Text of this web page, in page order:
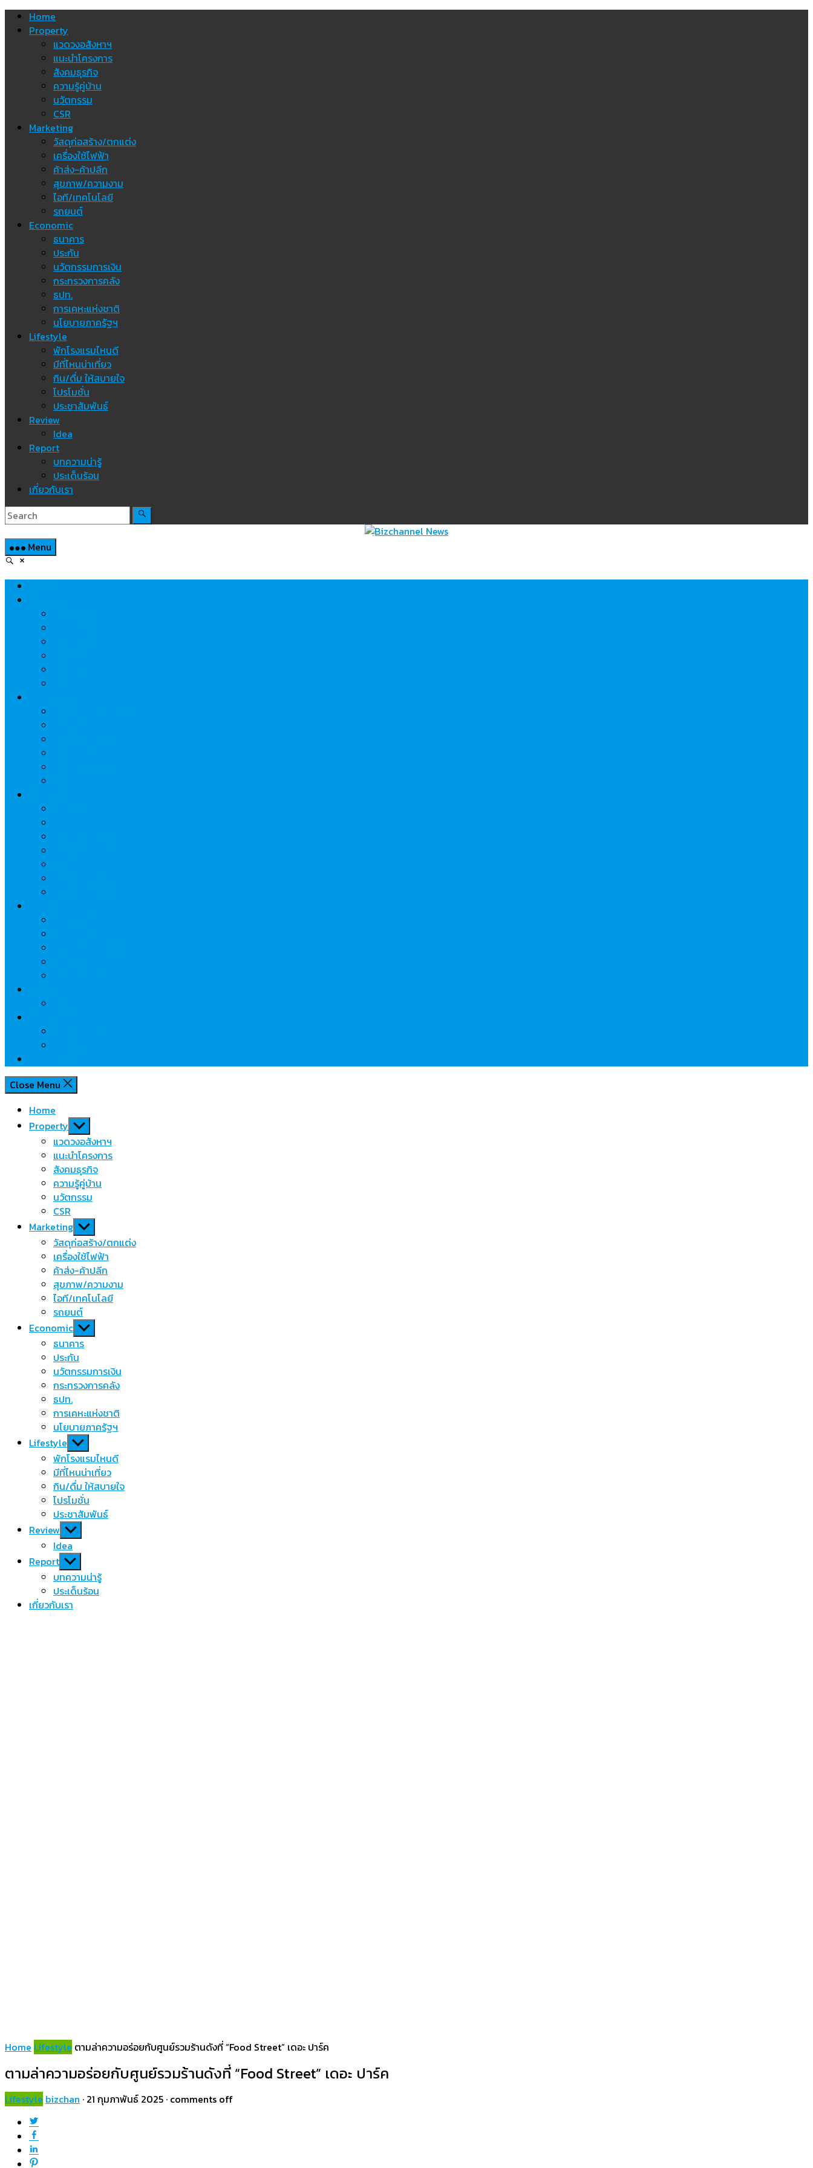
Skip Home
Property
แวดวงอสังหาฯ
แนะนำโครงการ
สังคมธุรกิจ
ความรู้คู่บ้าน
นวัตกรรม
CSR
Marketing
วัสดุก่อสร้าง/ตกแต่ง
เครื่องใช้ไฟฟ้า
ค้าส่ง-ค้าปลีก
สุขภาพ/ความงาม
ไอที/เทคโนโลยี
รถยนต์
Economic
ธนาคาร
ประกัน
นวัตกรรมการเงิน
กระทรวงการคลัง
ธปท.
การเคหะแห่งชาติ
นโยบายภาครัฐฯ
Lifestyle
พักโรงแรมไหนดี
มีที่ไหนน่าเที่ยว
กิน/ดื่ม ให้สบายใจ
โปรโมชั่น
ประชาสัมพันธ์
Review
Idea
Report
บทความน่ารู้
ประเด็นร้อน
เกี่ยวกับเรา
Menu
Close Menu
Home
Property Show
sub
menu
แวดวงอสังหาฯ
แนะนำโครงการ
สังคมธุรกิจ
ความรู้คู่บ้าน
นวัตกรรม
CSR
Marketing Show
sub
menu
วัสดุก่อสร้าง/ตกแต่ง
เครื่องใช้ไฟฟ้า
ค้าส่ง-ค้าปลีก
สุขภาพ/ความงาม
ไอที/เทคโนโลยี
รถยนต์
Economic Show
sub
menu
ธนาคาร
ประกัน
นวัตกรรมการเงิน
กระทรวงการคลัง
ธปท.
การเคหะแห่งชาติ
นโยบายภาครัฐฯ
Lifestyle Show
sub
menu
พักโรงแรมไหนดี
มีที่ไหนน่าเที่ยว
กิน/ดื่ม ให้สบายใจ
โปรโมชั่น
ประชาสัมพันธ์
Review Show
sub
menu
Idea
Report Show
sub
menu
บทความน่ารู้
ประเด็นร้อน
เกี่ยวกับเรา
Home Lifestyle ตามล่าความอร่อยกับศูนย์รวมร้านดังที่ “Food Street” เดอะ ปาร์ค
ตามล่าความอร่อยกับศูนย์รวมร้านดังที่ “Food Street” เดอะ ปาร์ค
Lifestyle bizchan · 21 กุมภาพันธ์ 2025 · comments off